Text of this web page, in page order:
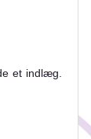
et indlæg.